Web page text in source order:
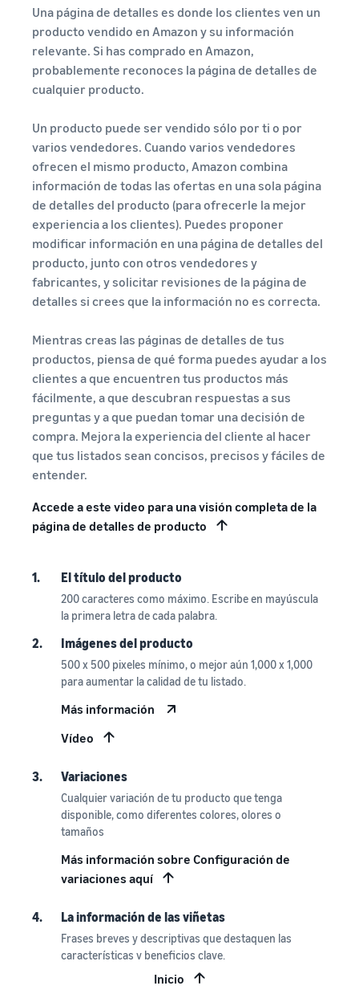
Una página de detalles es donde los clientes ven un
producto vendido en Amazon y su información
relevante. Si has comprado en Amazon,
probablemente reconoces la página de detalles de
cualquier producto.
Un producto puede ser vendido sólo por ti o por
varios vendedores. Cuando varios vendedores
ofrecen el mismo producto, Amazon combina
información de todas las ofertas en una sola página
de detalles del producto (para ofrecerle la mejor
experiencia a los clientes). Puedes proponer
modificar información en una página de detalles del
producto, junto con otros vendedores y
fabricantes, y solicitar revisiones de la página de
detalles si crees que la información no es correcta.
Mientras creas las páginas de detalles de tus
productos, piensa de qué forma puedes ayudar a los
clientes a que encuentren tus productos más
fácilmente, a que descubran respuestas a sus
preguntas y a que puedan tomar una decisión de
compra. Mejora la experiencia del cliente al hacer
que tus listados sean concisos, precisos y fáciles de
entender.
Accede a este video para una visión completa de la
página de detalles de producto
1. El título del producto
200 caracteres como máximo. Escribe en mayúscula
la primera letra de cada palabra.
2. Imágenes del producto
500 x 500 pixeles mínimo, o mejor aún 1,000 x 1,000
para aumentar la calidad de tu listado.
Más información
Vídeo
3. Variaciones
Cualquier variación de tu producto que tenga
disponible, como diferentes colores, olores o
tamaños
Más información sobre Configuración de
variaciones aquí
4. La información de las viñetas
Frases breves y descriptivas que destaquen las
características y beneficios clave.
La Oferta Destacada
Inicio